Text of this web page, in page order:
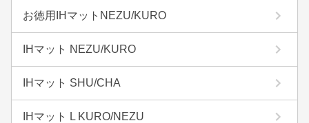
お徳用IHマットNEZU/KURO
IHマット NEZU/KURO
IHマット SHU/CHA
IHマット L KURO/NEZU